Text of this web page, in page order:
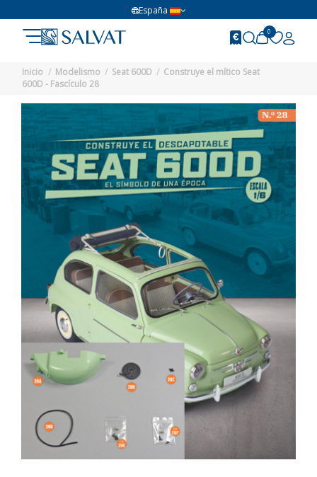
España
0
Inicio Modelismo Seat 600D
Construye el mítico Seat
600D - Fascículo 28